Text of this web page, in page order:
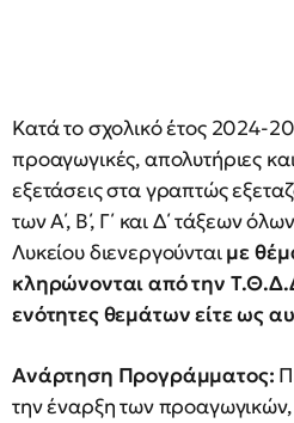
Κατά το σχολικό έτος 2024-
προαγωγικές, απολυτήριες
εξετάσεις στα γραπτώς
των Α΄, Β΄, Γ΄ και Δ΄ τάξεων
Λυκείου διενεργούνταιμε
κληρώνονται από την
ενότητες θεμάτων είτε ως
Ανάρτηση Προγράμματος:
την έναρξη των